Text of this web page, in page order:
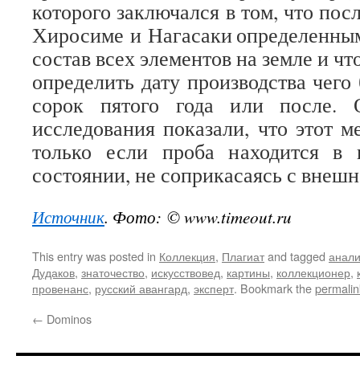
которого заключался в том, что
Хиросиме и Нагасаки
состав всех элементов на земле и
определить дату производства
сорок пятого года или после.
исследования показали, что этот
только если проба находится в
состоянии, не соприкасаясь с
Источник. Фото: © www.timeout.ru
This entry was posted in Коллекция, Плагиатand tagged
Дудаков, знаточество, искусствовед, картины, коллекционер,
провенанс, русский авангард, эксперт. Bookmark the
← Dominos